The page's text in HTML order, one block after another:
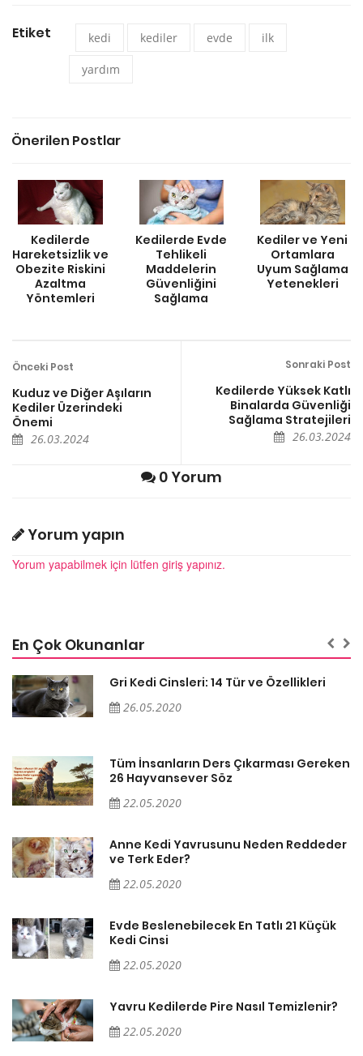
Etiket kedi kediler evde ilk
yardım
Önerilen Postlar
Kedilerde
Hareketsizlik ve
Obezite Riskini
Azaltma
Yöntemleri
Kedilerde Evde
Tehlikeli
Maddelerin
Güvenliğini
Sağlama
Kediler ve Yeni
Ortamlara
Uyum Sağlama
Yetenekleri
Önceki Post
Kuduz ve Diğer Aşıların
Kediler Üzerindeki
Önemi
26.03.2024
Sonraki Post
Kedilerde Yüksek Katlı
Binalarda Güvenliği
Sağlama Stratejileri
26.03.2024
0 Yorum
Yorum yapın
Yorum yapabilmek için lütfen giriş yapınız.
En Çok Okunanlar
Gri Kedi Cinsleri: 14 Tür ve Özellikleri
26.05.2020
Tüm İnsanların Ders Çıkarması Gereken
26 Hayvansever Söz
22.05.2020
Anne Kedi Yavrusunu Neden Reddeder
ve Terk Eder?
22.05.2020
Evde Beslenebilecek En Tatlı 21 Küçük
Kedi Cinsi
22.05.2020
Yavru Kedilerde Pire Nasıl Temizlenir?
22.05.2020